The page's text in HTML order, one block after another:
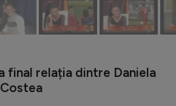
final relația dintre Daniela